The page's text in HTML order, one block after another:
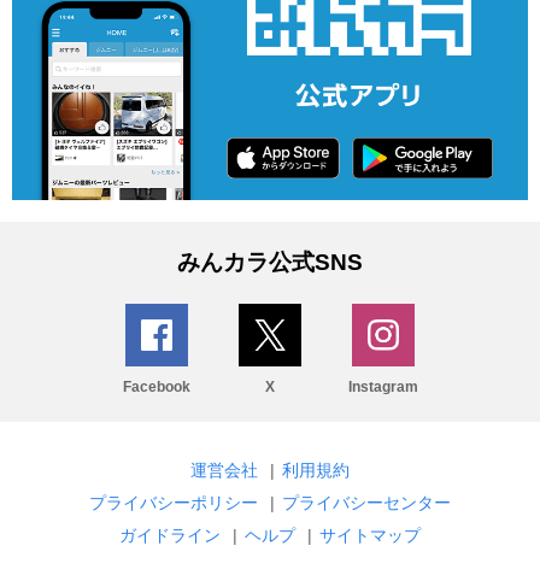
みんカラ公式SNS
Facebook X Instagram
運営会社 | 利用規約
プライバシーポリシー
| プライバシーセンター
ガイドライン
| ヘルプ | サイトマップ